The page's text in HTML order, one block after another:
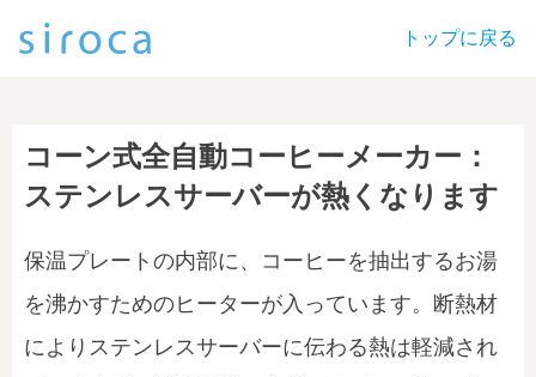
トップに戻る
コーン式全自動コーヒーメーカー：
ステンレスサーバーが熱くなります
保温プレートの内部に、コーヒーを抽出するお湯
を沸かすためのヒーターが入っています。断熱材
によりステンレスサーバーに伝わる熱は軽減され